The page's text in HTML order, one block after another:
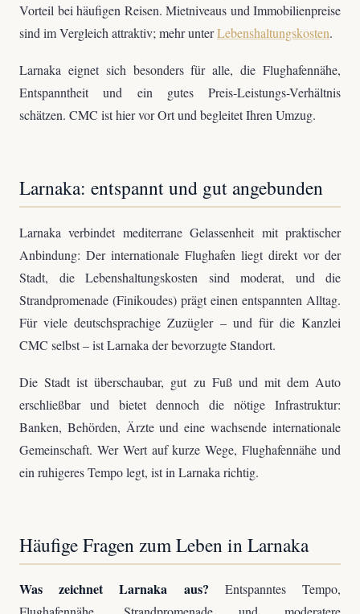
Vorteil bei häufigen Reisen. Mietniveaus und Immobilienpreise
sind im Vergleich attraktiv; mehr unterLebenshaltungskosten.
Larnaka eignet sich besonders für alle, die Flughafennähe,
Entspanntheit und ein gutes Preis-Leistungs-Verhältnis
schätzen. CMC ist hier vor Ort und begleitet Ihren Umzug.
Larnaka: entspannt und gut angebunden
Larnaka verbindet mediterrane Gelassenheit mit praktischer
Anbindung: Der internationale Flughafen liegt direkt vor der
Stadt, die Lebenshaltungskosten sind moderat, und die
Strandpromenade (Finikoudes) prägt einen entspannten Alltag.
Für viele deutschsprachige Zuzügler – und für die Kanzlei
CMC selbst – ist Larnaka der bevorzugte Standort.
Die Stadt ist überschaubar, gut zu Fuß und mit dem Auto
erschließbar und bietet dennoch die nötige Infrastruktur:
Banken, Behörden, Ärzte und eine wachsende internationale
Gemeinschaft. Wer Wert auf kurze Wege, Flughafennähe und
ein ruhigeres Tempo legt, ist in Larnaka richtig.
Häufige Fragen zum Leben in Larnaka
Was zeichnet Larnaka aus? Entspanntes Tempo,